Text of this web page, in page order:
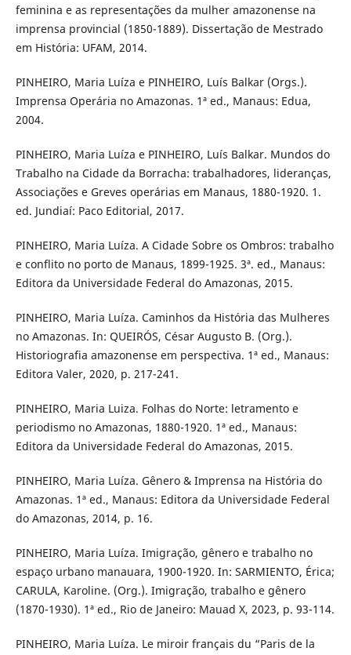
feminina e as representações da mulher amazonense na
imprensa provincial (1850-1889). Dissertação de Mestrado
em História: UFAM, 2014.
PINHEIRO, Maria Luíza e PINHEIRO, Luís Balkar (Orgs.).
Imprensa Operária no Amazonas. 1ª ed., Manaus: Edua,
2004.
PINHEIRO, Maria Luíza e PINHEIRO, Luís Balkar. Mundos do
Trabalho na Cidade da Borracha: trabalhadores, lideranças,
Associações e Greves operárias em Manaus, 1880-1920. 1.
ed. Jundiaí: Paco Editorial, 2017.
PINHEIRO, Maria Luíza. A Cidade Sobre os Ombros: trabalho
e conflito no porto de Manaus, 1899-1925. 3ª. ed., Manaus:
Editora da Universidade Federal do Amazonas, 2015.
PINHEIRO, Maria Luíza. Caminhos da História das Mulheres
no Amazonas. In: QUEIRÓS, César Augusto B. (Org.).
Historiografia amazonense em perspectiva. 1ª ed., Manaus:
Editora Valer, 2020, p. 217-241.
PINHEIRO, Maria Luiza. Folhas do Norte: letramento e
periodismo no Amazonas, 1880-1920. 1ª ed., Manaus:
Editora da Universidade Federal do Amazonas, 2015.
PINHEIRO, Maria Luíza. Gênero & Imprensa na História do
Amazonas. 1ª ed., Manaus: Editora da Universidade Federal
do Amazonas, 2014, p. 16.
PINHEIRO, Maria Luíza. Imigração, gênero e trabalho no
espaço urbano manauara, 1900-1920. In: SARMIENTO, Érica;
CARULA, Karoline. (Org.). Imigração, trabalho e gênero
(1870-1930). 1ª ed., Rio de Janeiro: Mauad X, 2023, p. 93-114.
PINHEIRO, Maria Luíza. Le miroir français du “Paris de la